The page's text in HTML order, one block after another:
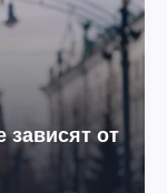
зависят от